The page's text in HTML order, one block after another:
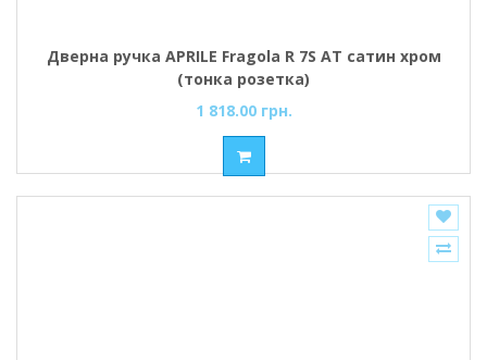
Дверна ручка APRILE Fragola R 7S AT сатин хром
(тонка розетка)
1 818.00 грн.